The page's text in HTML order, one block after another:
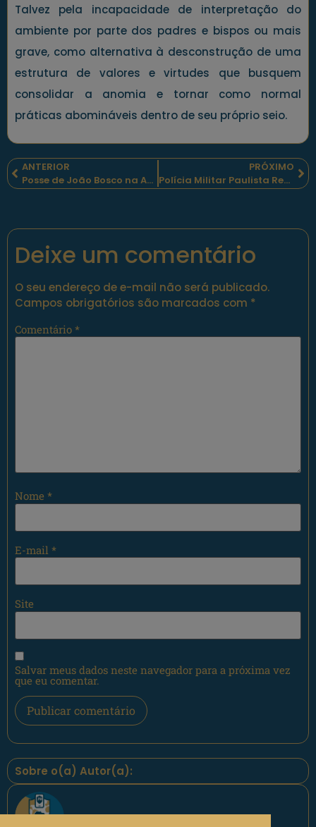
Talvez pela incapacidade de interpretação do
ambiente por parte dos padres e bispos ou mais
grave, como alternativa à desconstrução de uma
estrutura de valores e virtudes que busquem
consolidar a anomia e tornar como normal
práticas abomináveis dentro de seu próprio seio.
ANTERIOR
Posse de João Bosco na Academia Bom-Despachense de Letras
PRÓXIMO
Polícia Militar Paulista Realiza o III Seminário Jurídico
Deixe um comentário
O seu endereço de e-mail não será publicado.
Campos obrigatórios são marcados com *
Comentário *
Nome *
E-mail *
Site
Salvar meus dados neste navegador para a próxima vez
que eu comentar.
Sobre o(a) Autor(a):